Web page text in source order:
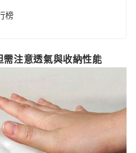
榜
需注意透氣與收納性能